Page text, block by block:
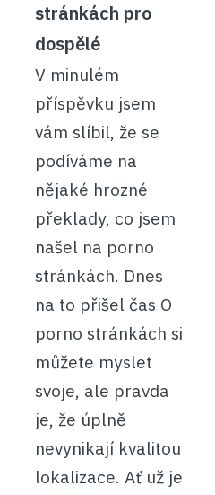
stránkách pro
dospělé
V minulém
příspěvku jsem
vám slíbil, že se
podíváme na
nějaké hrozné
překlady, co jsem
našel na porno
stránkách. Dnes
na to přišel čas O
porno stránkách si
můžete myslet
svoje, ale pravda
je, že úplně
nevynikají kvalitou
lokalizace. Ať už je